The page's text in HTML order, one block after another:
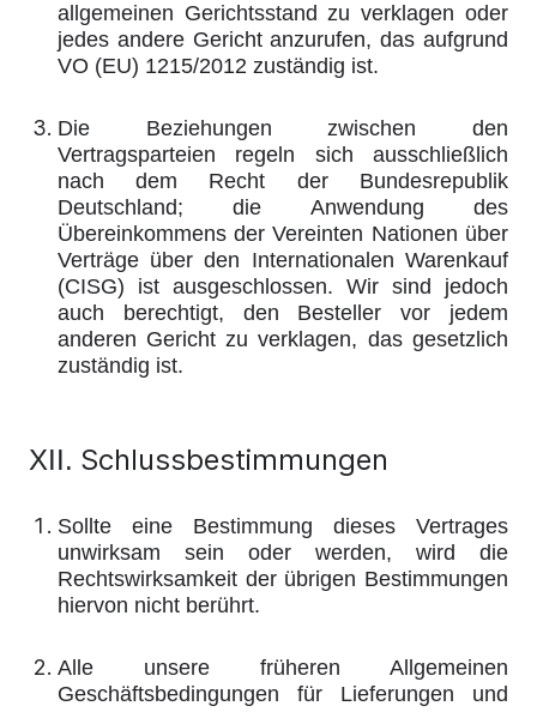
allgemeinen Gerichtsstand zu verklagen oder
jedes andere Gericht anzurufen, das aufgrund
VO (EU) 1215/2012 zuständig ist.
Die Beziehungen zwischen den
Vertragsparteien regeln sich ausschließlich
nach dem Recht der Bundesrepublik
Deutschland; die Anwendung des
Übereinkommens der Vereinten Nationen über
Verträge über den Internationalen Warenkauf
(CISG) ist ausgeschlossen. Wir sind jedoch
auch berechtigt, den Besteller vor jedem
anderen Gericht zu verklagen, das gesetzlich
zuständig ist.
XII. Schlussbestimmungen
Sollte eine Bestimmung dieses Vertrages
unwirksam sein oder werden, wird die
Rechtswirksamkeit der übrigen Bestimmungen
hiervon nicht berührt.
Alle unsere früheren Allgemeinen
Geschäftsbedingungen für Lieferungen und